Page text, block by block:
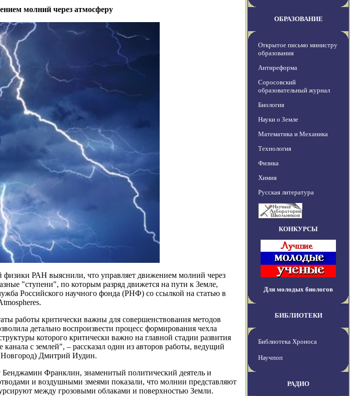
молний через атмосферу
физики РАН выяснили, что управляет движением молний через
"ступени", по которым разряд движется на пути к Земле,
Российского научного фонда (РНФ) со ссылкой на статью в
работы критически важны для совершенствования методов
детально воспроизвести процесс формирования чехла
которого критически важно на главной стадии развития
с землей", – рассказал один из авторов работы, ведущий
Дмитрий Иудин.
Франклин, знаменитый политический деятель и
и воздушными змеями показали, что молнии представляют
между грозовыми облаками и поверхностью Земли.
ОБРАЗОВАНИЕ
Открытое письмо министру
образования
Антиреформа
Соросовский
образовательный журнал
Биология
Науки о Земле
Математика и Механика
Технология
Физика
Химия
Русская литература
КОНКУРСЫ
Для молодых биологов
БИБЛИОТЕКИ
Библиотека Хроноса
Научпоп
РАДИО